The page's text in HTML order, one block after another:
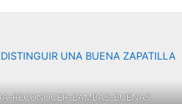
RECONOCER-BAMBAS-BUENAS